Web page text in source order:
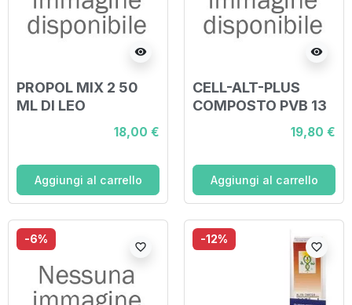
visibility
PROPOL MIX 2 50
ML DI LEO
18,00 €
Aggiungi al carrello
visibility
CELL-ALT-PLUS
COMPOSTO PVB 13
19,80 €
Aggiungi al carrello
-6%
favorite_border
-12%
favorite_border